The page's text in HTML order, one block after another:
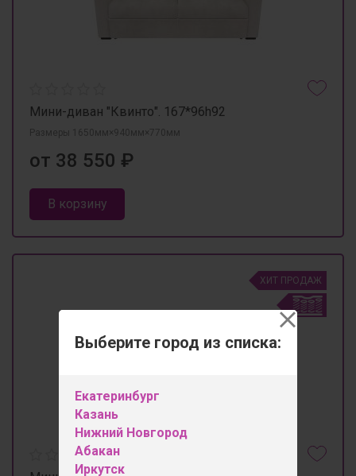
Выберите город из списка:
Екатеринбург
Казань
Нижний Новгород
Абакан
Иркутск
Мини-диван "Квинто". 167*96h92
Размеры 1650мм×940мм×770мм
от 38 550 ₽
В корзину
ХИТ ПРОДАЖ